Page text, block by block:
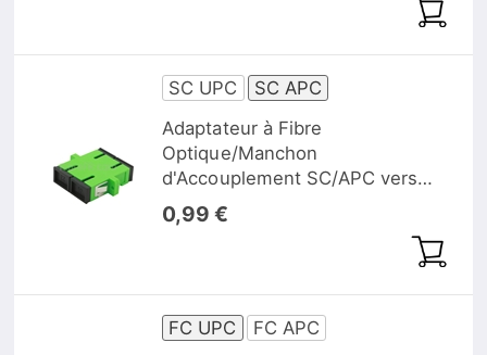
SC UPC
SC APC
Adaptateur à Fibre
Optique/Manchon
d'Accouplement SC/APC vers
SC/APC Duplex Monomode avec
Bride
0,99 €
FC UPC
FC APC